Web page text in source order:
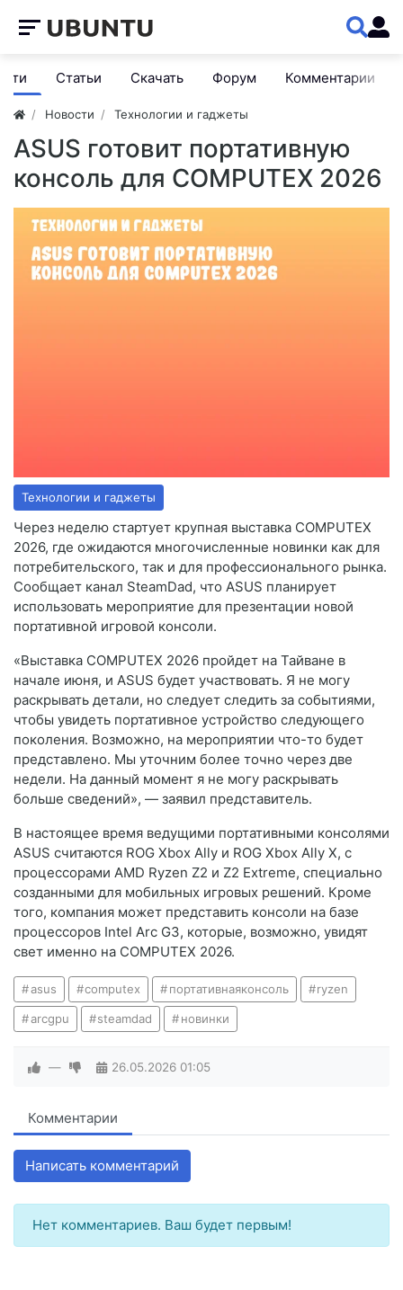
Статьи Скачать Форум Комментарии
Новости Технологии и гаджеты
ASUS готовит портативную
консоль для COMPUTEX 2026
Технологии и гаджеты
Через неделю стартует крупная выставка COMPUTEX
2026, где ожидаются многочисленные новинки как для
потребительского, так и для профессионального рынка.
Сообщает канал SteamDad, что ASUS планирует
использовать мероприятие для презентации новой
портативной игровой консоли.
«Выставка COMPUTEX 2026 пройдет на Тайване в
начале июня, и ASUS будет участвовать. Я не могу
раскрывать детали, но следует следить за событиями,
чтобы увидеть портативное устройство следующего
поколения. Возможно, на мероприятии что-то будет
представлено. Мы уточним более точно через две
недели. На данный момент я не могу раскрывать
больше сведений», — заявил представитель.
В настоящее время ведущими портативными консолями
ASUS считаются ROG Xbox Ally и ROG Xbox Ally X, с
процессорами AMD Ryzen Z2 и Z2 Extreme, специально
созданными для мобильных игровых решений. Кроме
того, компания может представить консоли на базе
процессоров Intel Arc G3, которые, возможно, увидят
свет именно на COMPUTEX 2026.
asus computex портативнаяконсоль ryzen
arcgpu steamdad новинки
— 26.05.2026 01:05
Комментарии
Написать комментарий
Нет комментариев. Ваш будет первым!